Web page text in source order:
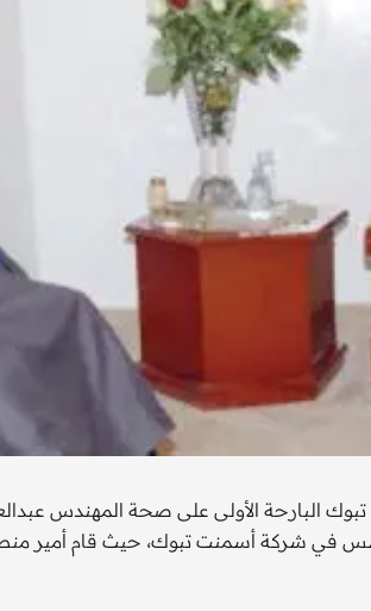
البارحة الأولى على صحة المهندس
في شركة أسمنت تبوك، حيث قام أمير